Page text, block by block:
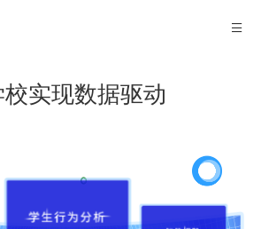
实现数据驱动